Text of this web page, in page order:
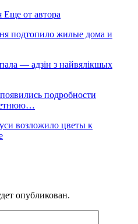
Еще от автора
подтопило жилые дома и
— адзін з найвялікшых
подробности
возложило цветы к
опубликован.